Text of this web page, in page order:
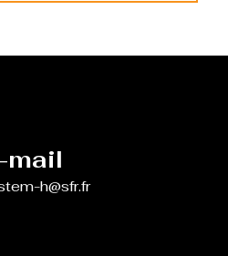
mail
h@sfr.fr